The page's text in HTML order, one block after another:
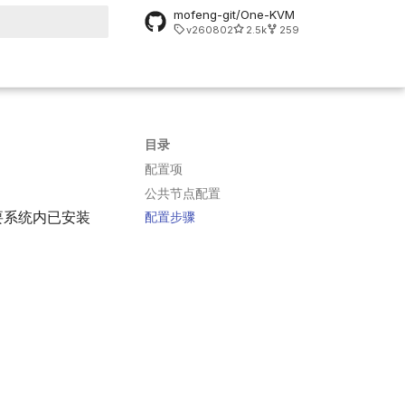
mofeng-git/One-KVM
v260802 2.5k 259
目录
配置项
公共节点配置
配置步骤
统内已安装